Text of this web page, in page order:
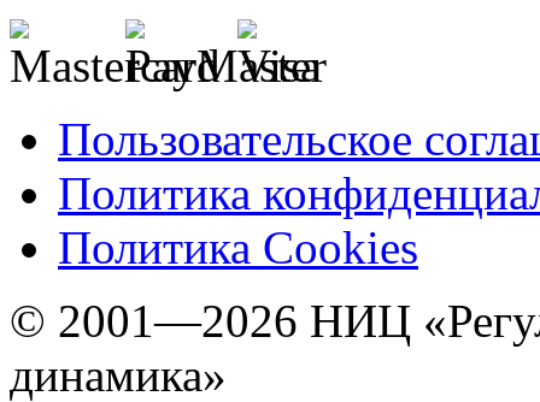
Пользовательское
Политика
Политика Cookies
© 2001—2026 НИЦ
динамика»